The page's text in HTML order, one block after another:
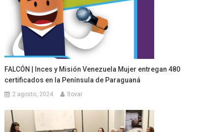
FALCÓN | Inces y Misión Venezuela Mujer entregan 480
certificados en la Península de Paraguaná
2 agosto, 2024 ltovar